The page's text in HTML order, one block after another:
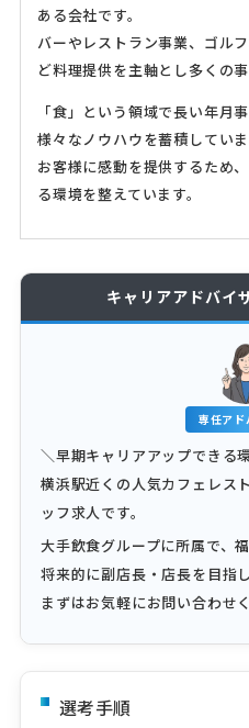
ある会社です。
バーやレストラン事業、ゴル
ど料理提供を主軸とし多くの
「食」という領域で長い年月
様々なノウハウを蓄積していま
お客様に感動を提供するため
る環境を整えています。
キャリアアドバイ
専任アド
＼早期キャリアアップできる
横浜駅近くの人気カフェレス
ッフ求人です。
大手飲食グループに所属で、
将来的に副店長・店長を目指
まずはお気軽にお問い合わせ
選考手順